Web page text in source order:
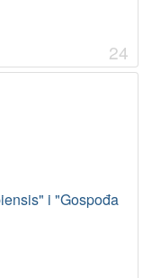
24
i "Gospođa